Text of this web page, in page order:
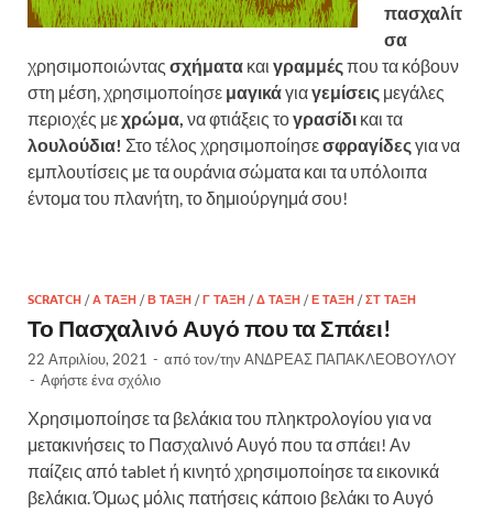
πασχαλίτ
σα
χρησιμοποιώντας σχήματα και γραμμέςπου τα κόβουν
στη μέση, χρησιμοποίησε μαγικάγιαγεμίσεις μεγάλες
περιοχές μεχρώμα, να φτιάξεις τογρασίδι και τα
λουλούδια! Στο τέλος χρησιμοποίησεσφραγίδεςγια να
εμπλουτίσεις με τα ουράνια σώματα και τα υπόλοιπα
έντομα του πλανήτη, το δημιούργημά σου!
SCRATCH /Α ΤΆΞΗ /Β ΤΆΞΗ /Γ ΤΆΞΗ /Δ ΤΆΞΗ /Ε ΤΆΞΗ /ΣΤ ΤΆΞΗ
Το Πασχαλινό Αυγό που τα Σπάει!
22 Απριλίου, 2021 - από τον/την ΑΝΔΡΕΑΣ ΠΑΠΑΚΛΕΟΒΟΥΛΟΥ
- Αφήστε ένα σχόλιο
Χρησιμοποίησε τα βελάκια του πληκτρολογίου για να
μετακινήσεις το Πασχαλινό Αυγό που τα σπάει! Αν
παίζεις από tablet ή κινητό χρησιμοποίησε τα εικονικά
βελάκια. Όμως μόλις πατήσεις κάποιο βελάκι το Αυγό